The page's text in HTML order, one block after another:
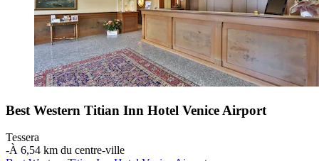
Best Western Titian Inn Hotel Venice Airport
Tessera
‐À 6,54 km du centre-ville